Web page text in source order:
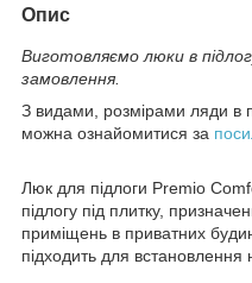
Опис
Виготовляємо люки в
замовлення.
З видами, розмірами ляди в
можна ознайомитися за
Люк для підлоги Premio
підлогу під плитку,
приміщень в приватних
підходить для встановлення